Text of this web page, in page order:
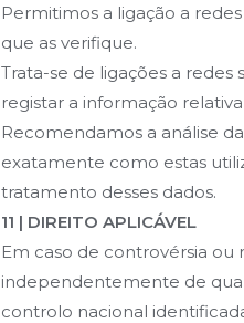
Permitimos a ligação a
que as verifique.
Trata-se de ligações a redes
registar a informação
Recomendamos a análise
exatamente como estas
tratamento desses dados.
11 | DIREITO APLICÁVEL
Em caso de controvérsia
independentemente de
controlo nacional